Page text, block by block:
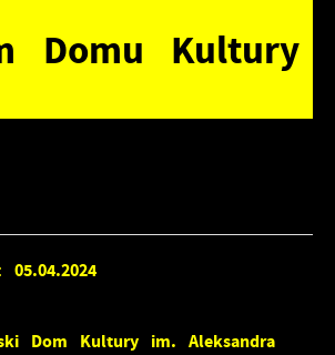
Domu Kultury
05.04.2024
Dom Kultury im. Aleksandra